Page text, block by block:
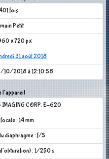
fois
Petit
x 720 px
31 août 2018
10/2018 à 12:10:58
l'appareil
IMAGING CORP. E-620
: 14 mm
diaphragme : f/5
: 1/250 s